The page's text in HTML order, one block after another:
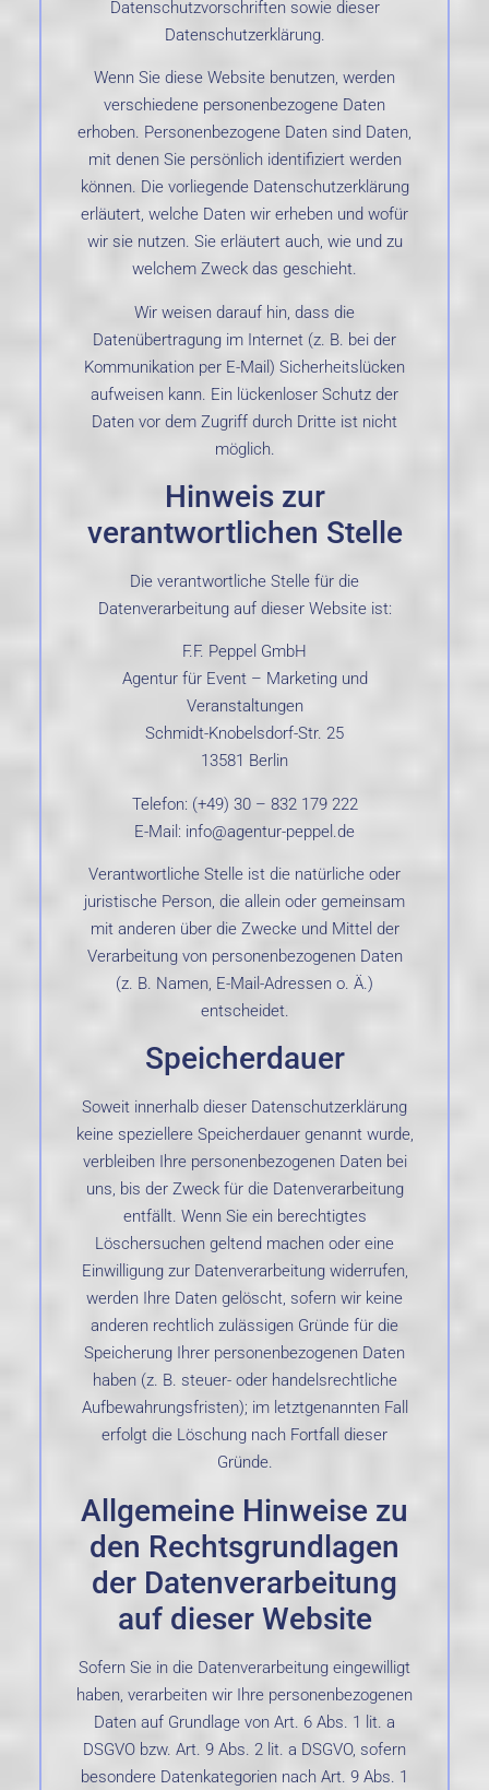
Datenschutzvorschriften sowie dieser
Datenschutzerklärung.
Wenn Sie diese Website benutzen, werden
verschiedene personenbezogene Daten
erhoben. Personenbezogene Daten sind Daten,
mit denen Sie persönlich identifiziert werden
können. Die vorliegende Datenschutzerklärung
erläutert, welche Daten wir erheben und wofür
wir sie nutzen. Sie erläutert auch, wie und zu
welchem Zweck das geschieht.
Wir weisen darauf hin, dass die
Datenübertragung im Internet (z. B. bei der
Kommunikation per E-Mail) Sicherheitslücken
aufweisen kann. Ein lückenloser Schutz der
Daten vor dem Zugriff durch Dritte ist nicht
möglich.
Hinweis zur
verantwortlichen Stelle
Die verantwortliche Stelle für die
Datenverarbeitung auf dieser Website ist:
F.F. Peppel GmbH
Agentur für Event – Marketing und
Veranstaltungen
Schmidt-Knobelsdorf-Str. 25
13581 Berlin
Telefon: (+49) 30 – 832 179 222
E-Mail: info@agentur-peppel.de
Verantwortliche Stelle ist die natürliche oder
juristische Person, die allein oder gemeinsam
mit anderen über die Zwecke und Mittel der
Verarbeitung von personenbezogenen Daten
(z. B. Namen, E-Mail-Adressen o. Ä.)
entscheidet.
Speicherdauer
Soweit innerhalb dieser Datenschutzerklärung
keine speziellere Speicherdauer genannt wurde,
verbleiben Ihre personenbezogenen Daten bei
uns, bis der Zweck für die Datenverarbeitung
entfällt. Wenn Sie ein berechtigtes
Löschersuchen geltend machen oder eine
Einwilligung zur Datenverarbeitung widerrufen,
werden Ihre Daten gelöscht, sofern wir keine
anderen rechtlich zulässigen Gründe für die
Speicherung Ihrer personenbezogenen Daten
haben (z. B. steuer- oder handelsrechtliche
Aufbewahrungsfristen); im letztgenannten Fall
erfolgt die Löschung nach Fortfall dieser
Gründe.
Allgemeine Hinweise zu
den Rechtsgrundlagen
der Datenverarbeitung
auf dieser Website
Sofern Sie in die Datenverarbeitung eingewilligt
haben, verarbeiten wir Ihre personenbezogenen
Daten auf Grundlage von Art. 6 Abs. 1 lit. a
DSGVO bzw. Art. 9 Abs. 2 lit. a DSGVO, sofern
besondere Datenkategorien nach Art. 9 Abs. 1